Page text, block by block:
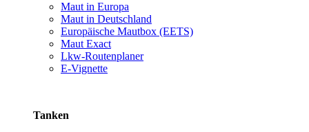
Maut in Europa
Maut in Deutschland
Europäische Mautbox (EETS)
Maut Exact
Lkw-Routenplaner
E-Vignette
Tanken